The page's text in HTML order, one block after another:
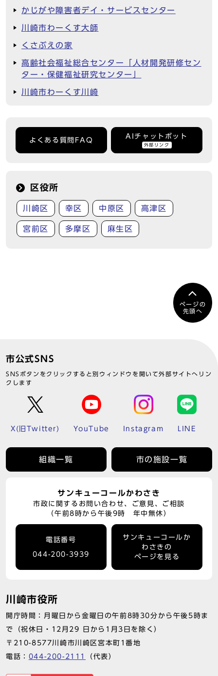
かじがや障害者デイ・サービスセンター
川崎市わーくす大師
くさぶえの家
高齢社会福祉総合センター「人材開発研修セン
ター・保健福祉研究センター」
川崎市わーくす川崎
よくある質問FAQ
AIチャットボット
外部リンク
区役所
川崎区 幸区 中原区 高津区
宮前区 多摩区 麻生区
ページの
先頭へ
市公式SNS
SNSボタンをクリックすると別ウィンドウを開いて外部サイトへリン
クします
X(旧Twitter) YouTube Instagram LINE
組織一覧 市の施設一覧
サンキューコールかわさき
市政に関するお問い合わせ、ご意見、ご相談
（午前8時から午後9時 年中無休）
電話番号
044-200-3939
サンキューコールか
わさきの
ページを見る
川崎市役所
開庁時間：月曜日から金曜日の午前8時30分から午後5時ま
で（祝休日・12月29 日から1月3日を除く）
〒210-8577川崎市川崎区宮本町1番地
電話： 044-200-2111 （代表）